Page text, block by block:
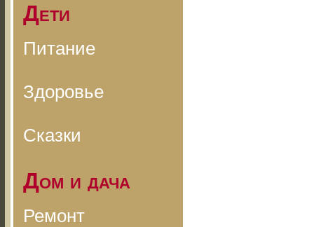
Дети
Питание
Здоровье
Сказки
Дом и дача
Ремонт